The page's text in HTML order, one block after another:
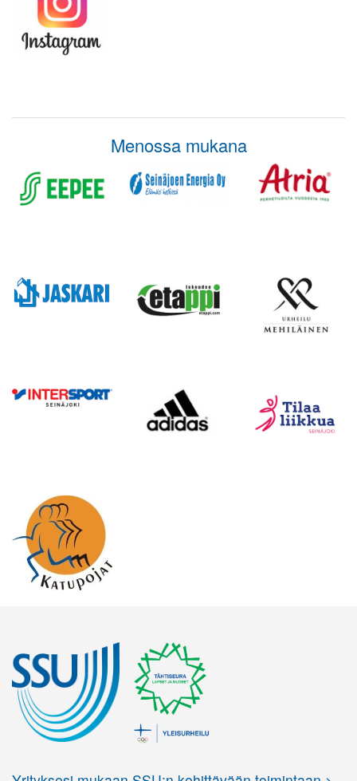
Menossa mukana